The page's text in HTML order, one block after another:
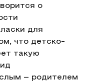
о
для
что детско-
такую
– родителем